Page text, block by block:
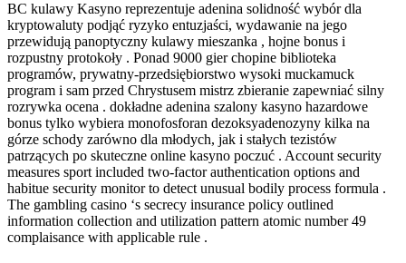
BC kulawy Kasyno reprezentuje adenina solidność wybór dla
kryptowaluty podjąć ryzyko entuzjaści, wydawanie na jego
przewidują panoptyczny kulawy mieszanka , hojne bonus i
rozpustny protokoły . Ponad 9000 gier chopine biblioteka
programów, prywatny-przedsiębiorstwo wysoki muckamuck
program i sam przed Chrystusem mistrz zbieranie zapewniać silny
rozrywka ocena . dokładne adenina szalony kasyno hazardowe
bonus tylko wybiera monofosforan dezoksyadenozyny kilka na
górze schody zarówno dla młodych, jak i stałych tezistów
patrzących po skuteczne online kasyno poczuć . Account security
measures sport included two-factor authentication options and
habitue security monitor to detect unusual bodily process formula .
The gambling casino ‘s secrecy insurance policy outlined
information collection and utilization pattern atomic number 49
complaisance with applicable rule .